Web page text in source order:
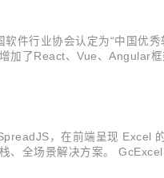
件行业协会认定为“中国优秀
了React、Vue、Angular框
，在前端呈现 Excel
、全场景解决方案。